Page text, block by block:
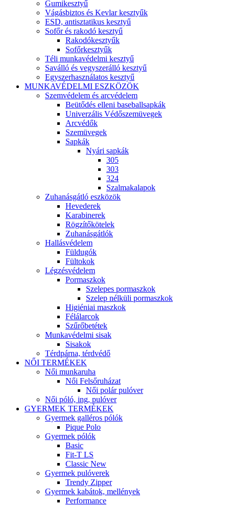
Gumikesztyű
Vágásbiztos és Kevlar kesztyűk
ESD, antisztatikus kesztyű
Sofőr és rakodó kesztyű
Rakodókesztyűk
Sofőrkesztyűk
Téli munkavédelmi kesztyű
Saválló és vegyszerálló kesztyű
Egyszerhasználatos kesztyű
MUNKAVÉDELMI ESZKÖZÖK
Szemvédelem és arcvédelem
Beütődés elleni baseballsapkák
Univerzális Védőszemüvegek
Arcvédők
Szemüvegek
Sapkák
Nyári sapkák
305
303
324
Szalmakalapok
Zuhanásgátló eszközök
Hevederek
Karabinerek
Rögzítőkötelek
Zuhanásgátlók
Hallásvédelem
Füldugók
Fültokok
Légzésvédelem
Pormaszkok
Szelepes pormaszkok
Szelep nélküli pormaszkok
Higiéniai maszkok
Félálarcok
Szűrőbetétek
Munkavédelmi sisak
Sisakok
Térdpárna, térdvédő
NŐI TERMÉKEK
Női munkaruha
Női Felsőruházat
Női polár pulóver
Női póló, ing, pulóver
GYERMEK TERMÉKEK
Gyermek galléros pólók
Pique Polo
Gyermek pólók
Basic
Fit-T LS
Classic New
Gyermek pulóverek
Trendy Zipper
Gyermek kabátok, mellények
Performance